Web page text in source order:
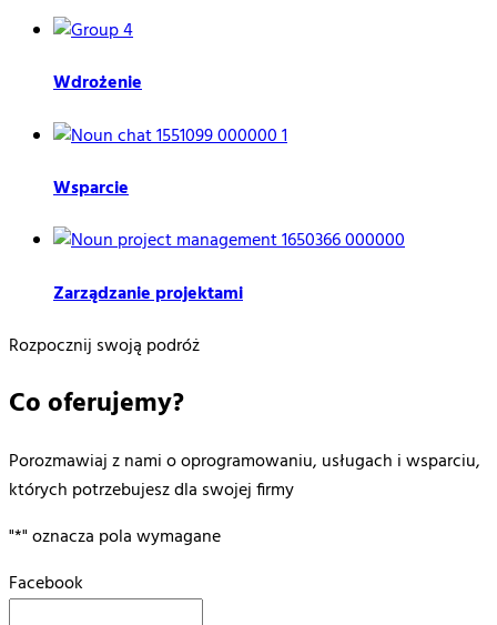
Wdrożenie
Wsparcie
Zarządzanie projektami
Rozpocznij swoją podróż
Co oferujemy?
Porozmawiaj z nami o oprogramowaniu, usługach i wsparciu,
których potrzebujesz dla swojej firmy
"*" oznacza pola wymagane
Facebook